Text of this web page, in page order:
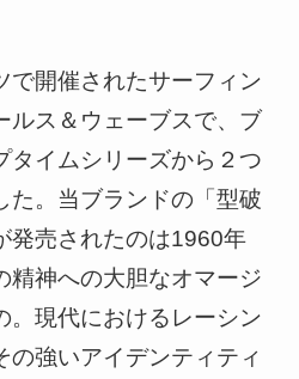
で開催されたサーフィン
ルス＆ウェーブスで、ブ
タイムシリーズから２つ
た。当ブランドの「型破
発売されたのは1960年
精神への大胆なオマージ
。現代におけるレーシン
の強いアイデンティティ